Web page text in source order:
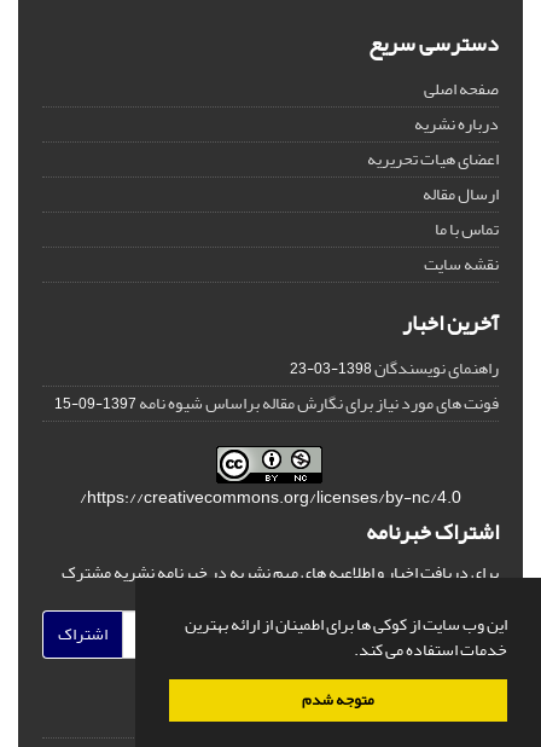
این وب سایت از کوکی ها برای اطمینان از ارائه بهترین
خدمات استفاده می کند.
متوجه شدم
دسترسی سریع
صفحه اصلی
درباره نشریه
اعضای هیات تحریریه
ارسال مقاله
تماس با ما
نقشه سایت
آخرین اخبار
راهنمای نویسندگان1398-03-23
فونت های مورد نیاز برای نگارش مقاله براساس شیوه نامه1397-09-15
https://creativecommons.org/licenses/by-nc/4.0/
اشتراک خبرنامه
برای دریافت اخبار و اطلاعیه های مهم نشریه در خبرنامه نشریه مشترک
اشتراک